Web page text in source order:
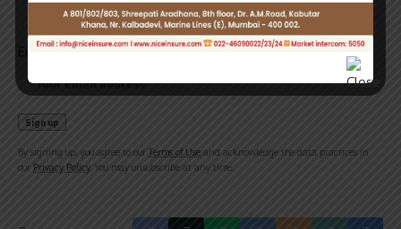
straight to your inbox.
Email address:
By signing up, you agree to our Terms of Use and acknowledge the data practices in
our Privacy Policy. You may unsubscribe at any time.